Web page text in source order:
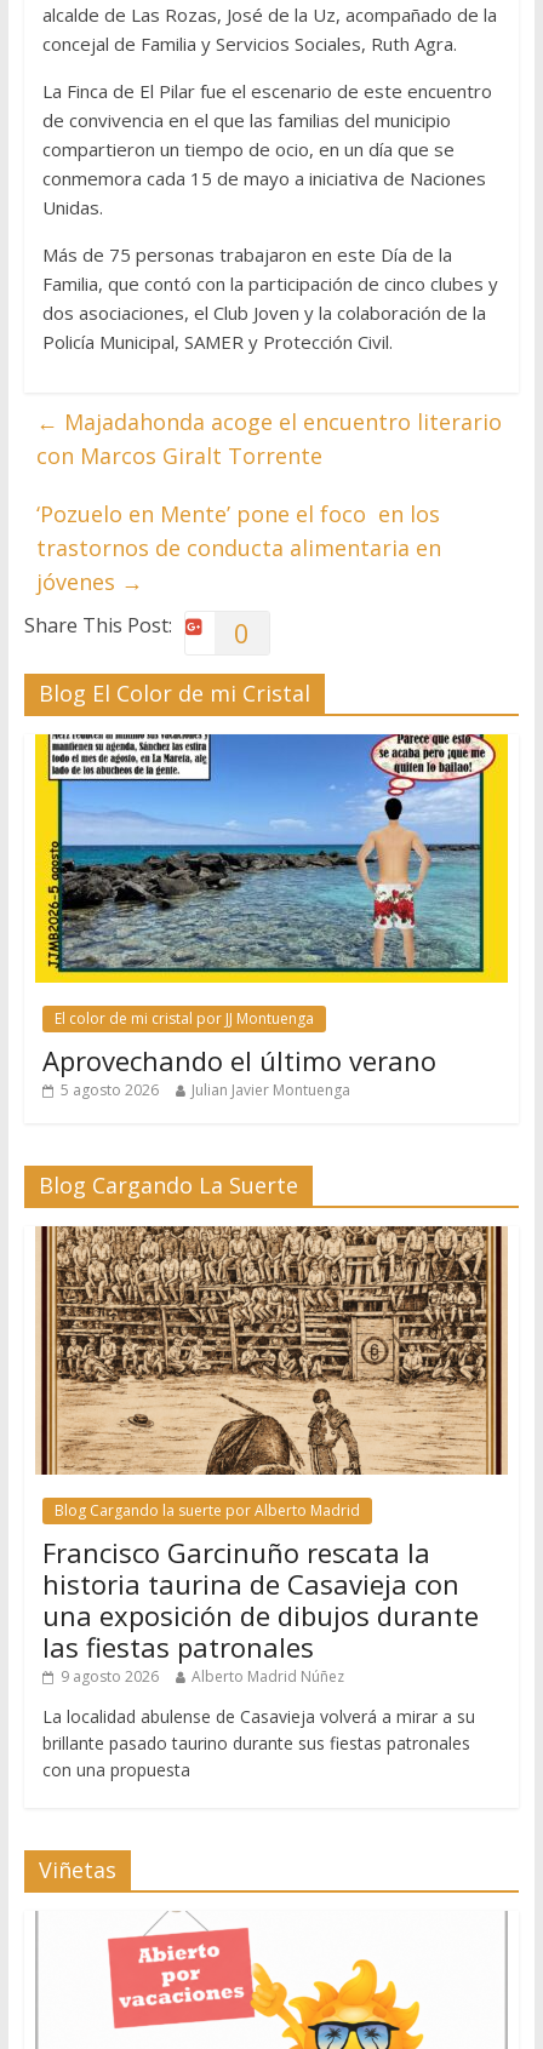
alcalde de Las Rozas, José de la Uz, acompañado de la
concejal de Familia y Servicios Sociales, Ruth Agra.
La Finca de El Pilar fue el escenario de este encuentro
de convivencia en el que las familias del municipio
compartieron un tiempo de ocio, en un día que se
conmemora cada 15 de mayo a iniciativa de Naciones
Unidas.
Más de 75 personas trabajaron en este Día de la
Familia, que contó con la participación de cinco clubes y
dos asociaciones, el Club Joven y la colaboración de la
Policía Municipal, SAMER y Protección Civil.
← Majadahonda acoge el encuentro literario
con Marcos Giralt Torrente
‘Pozuelo en Mente’ pone el foco en los
trastornos de conducta alimentaria en
jóvenes →
Share This Post: 0
Blog El Color de mi Cristal
El color de mi cristal por JJ Montuenga
Aprovechando el último verano
5 agosto 2026 Julian Javier Montuenga
Blog Cargando La Suerte
Blog Cargando la suerte por Alberto Madrid
Francisco Garcinuño rescata la
historia taurina de Casavieja con
una exposición de dibujos durante
las fiestas patronales
9 agosto 2026 Alberto Madrid Núñez
La localidad abulense de Casavieja volverá a mirar a su
brillante pasado taurino durante sus fiestas patronales
con una propuesta
Viñetas